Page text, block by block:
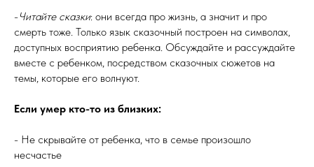
-Читайте сказки: они всегда про жизнь, а значит и про
смерть тоже. Только язык сказочный построен на символах,
доступных восприятию ребенка. Обсуждайте и рассуждайте
вместе с ребенком, посредством сказочных сюжетов на
темы, которые его волнуют.
Если умер кто-то из близких:
- Не скрывайте от ребенка, что в семье произошло
несчастье